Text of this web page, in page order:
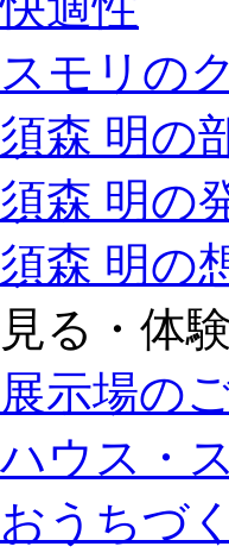
スモリの
須森 明の
須森 明の
須森 明の
見る・体
展示場の
ハウス・
おうちづ